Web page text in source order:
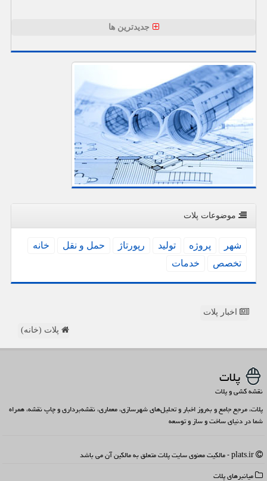
جدیدترین ها
موضوعات پلات
شهر پروژه تولید رپورتاژ حمل و نقل
خانه
تخصص
خدمات
اخبار پلات
پلات (خانه)
پلات
نقشه کشی و پلات
پلات، مرجع جامع و به‌روز اخبار و تحلیل‌های شهرسازی، معماری، نقشه‌برداری و چاپ نقشه، همراه
شما در دنیای ساخت و ساز و توسعه
میانبرهای پلات